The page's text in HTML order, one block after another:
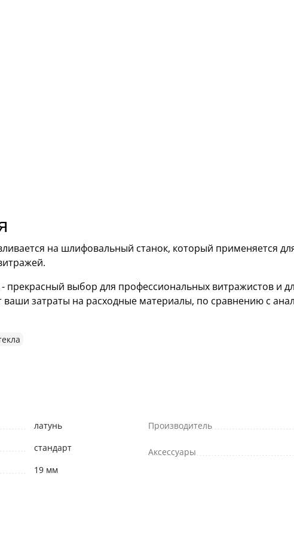
на шлифовальный станок, который применяется
прекрасный выбор для профессиональных витражистов и
затраты на расходные материалы, по сравнению с
латунь
стандарт
19 мм
Производитель
Аксессуары